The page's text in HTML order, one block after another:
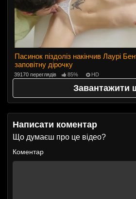
Пасинок піздоліз накінчив Лаурі
заповітну дірочку
39170 переглядів 85% HD
Завантажити
Написати коментар
Що думаєш про це відео?
Коментар